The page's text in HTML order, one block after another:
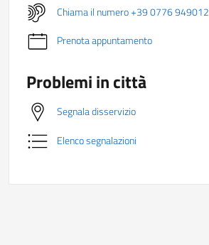
Chiama il numero +39 0776 949012
Prenota appuntamento
Problemi in città
Segnala disservizio
Elenco segnalazioni